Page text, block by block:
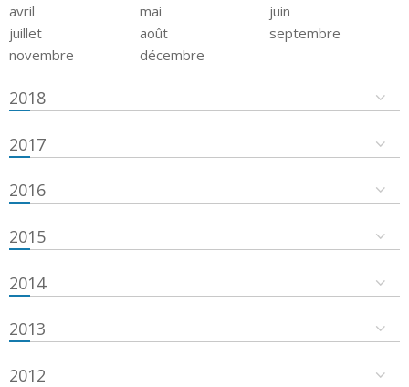
avril
mai
juin
juillet
août
septembre
novembre
décembre
2018
2017
2016
2015
2014
2013
2012